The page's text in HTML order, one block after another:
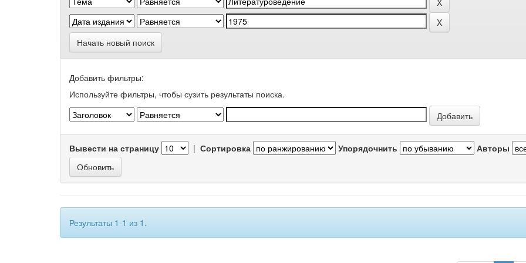
Начать новый поиск
Добавить фильтры:
Используйте фильтры, чтобы сузить результаты поиска.
Вывести на страницу | Сортировка Упорядочнить Авторы
Результаты 1-1 из 1.